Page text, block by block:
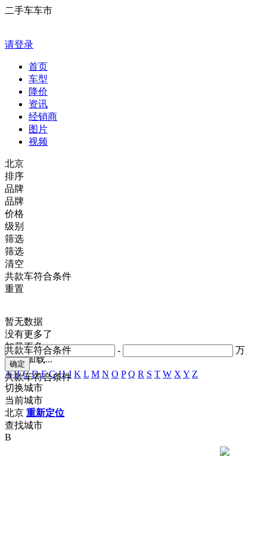
二手车车市
请登录
首页
车型
降价
资讯
经销商
图片
视频
北京
排序
品牌
品牌
价格
- 万
共款车符合条件
级别
共款车符合条件
筛选
筛选
清空
共款车符合条件
重置
暂无数据
没有更多了
加载更多
正在加载...
A B C D F G H J K L M N O P Q R S T W X Y Z
切换城市
当前城市
北京 重新定位
查找城市
B